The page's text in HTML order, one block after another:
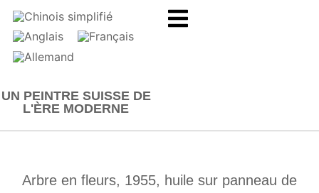
UN PEINTRE SUISSE DE
L'ÈRE MODERNE
Arbre en fleurs, 1955, huile sur panneau de